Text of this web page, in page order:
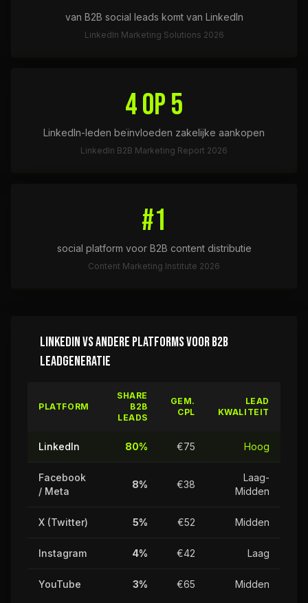
van B2B social leads komt van LinkedIn
LinkedIn Marketing Solutions 2026
4 op 5
LinkedIn-leden beïnvloeden zakelijke aankopen
LinkedIn B2B Marketing Report 2026
#1
social platform voor B2B content distributie
Content Marketing Institute 2026
LINKEDIN VS ANDERE PLATFORMS VOOR B2B
LEADGENERATIE
PLATFORM
SHARE
B2B
LEADS
GEM.
CPL
LEAD
KWALITEIT
LinkedIn 80% €75 Hoog
Facebook
/ Meta
8% €38
Laag-
Midden
X (Twitter) 5% €52 Midden
Instagram 4% €42 Laag
YouTube 3% €65 Midden